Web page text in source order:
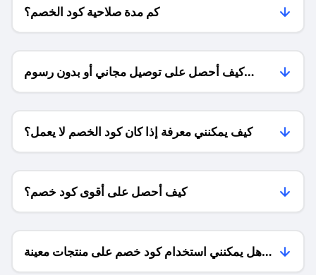
كم مدة صلاحية كود الخصم؟
كيف أحصل على توصيل مجاني أو بدون رسوم
الشحن ؟
كيف يمكنني معرفة إذا كان كود الخصم لا يعمل؟
كيف أحصل على أقوى كود خصم؟
هل يمكنني استخدام كود خصم على منتجات معينة
فقط؟